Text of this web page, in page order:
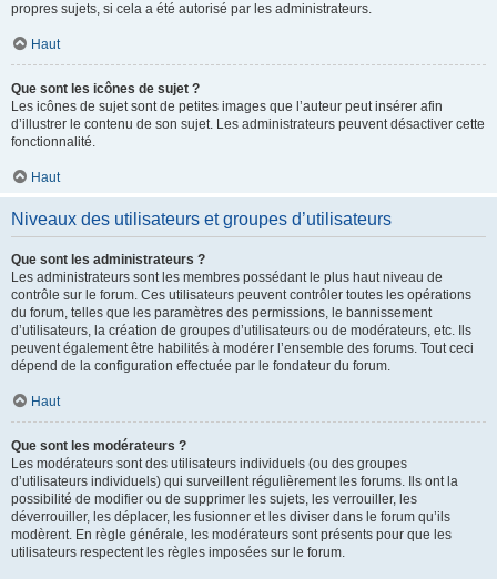
propres sujets, si cela a été autorisé par les administrateurs.
Haut
Que sont les icônes de sujet ?
Les icônes de sujet sont de petites images que l’auteur peut insérer afin
d’illustrer le contenu de son sujet. Les administrateurs peuvent désactiver cette
fonctionnalité.
Haut
Niveaux des utilisateurs et groupes d’utilisateurs
Que sont les administrateurs ?
Les administrateurs sont les membres possédant le plus haut niveau de
contrôle sur le forum. Ces utilisateurs peuvent contrôler toutes les opérations
du forum, telles que les paramètres des permissions, le bannissement
d’utilisateurs, la création de groupes d’utilisateurs ou de modérateurs, etc. Ils
peuvent également être habilités à modérer l’ensemble des forums. Tout ceci
dépend de la configuration effectuée par le fondateur du forum.
Haut
Que sont les modérateurs ?
Les modérateurs sont des utilisateurs individuels (ou des groupes
d’utilisateurs individuels) qui surveillent régulièrement les forums. Ils ont la
possibilité de modifier ou de supprimer les sujets, les verrouiller, les
déverrouiller, les déplacer, les fusionner et les diviser dans le forum qu’ils
modèrent. En règle générale, les modérateurs sont présents pour que les
utilisateurs respectent les règles imposées sur le forum.